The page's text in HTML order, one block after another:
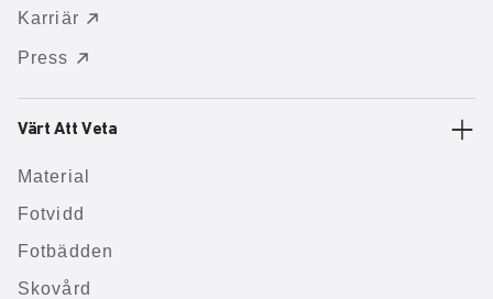
Karriär
Press
Värt Att Veta
Material
Fotvidd
Fotbädden
Skovård